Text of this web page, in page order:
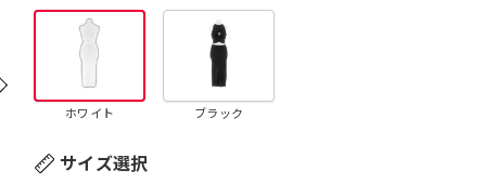
ホワイト ブラック
サイズ選択